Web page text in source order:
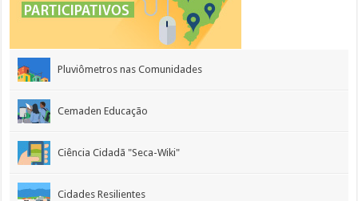
Pluviômetros nas Comunidades
Cemaden Educação
Ciência Cidadã "Seca-Wiki"
Cidades Resilientes